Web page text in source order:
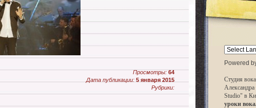
Просмотры: 64
Дата публикации: 5 января 2015
Рубрики:
Powered
Студия
Studio" в
уроки